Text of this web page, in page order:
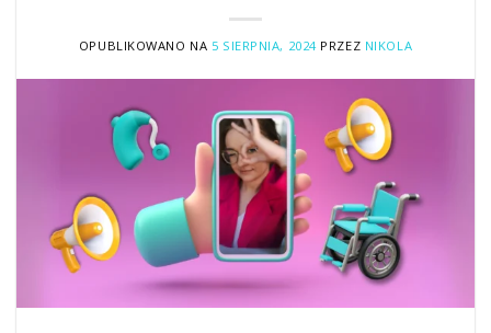
OPUBLIKOWANO NA 5 SIERPNIA, 2024 PRZEZ NIKOLA